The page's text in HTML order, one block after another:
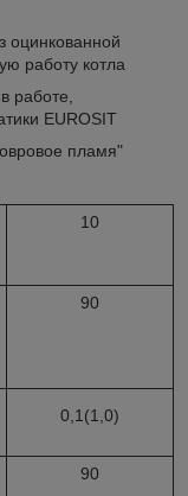
оцинкованной
работу котла
работе,
EUROSIT
пламя"
10
90
0,1(1,0)
90